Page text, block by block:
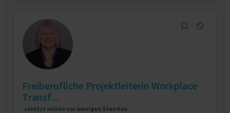
Freiberufliche Projektleiterin Workplace
Transf...
zuletzt online vor wenigen Stunden